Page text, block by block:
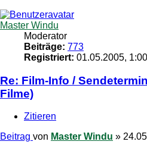
Master Windu
Moderator
Beiträge: 773
Registriert: 01.05.2005, 1:00
Re: Film-Info /
Filme)
Zitieren
Beitrag von Master Windu »